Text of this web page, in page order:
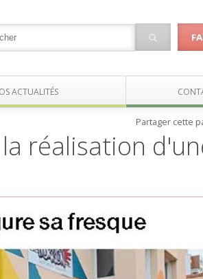
ACTUALITÉS
Partager cette
réalisation